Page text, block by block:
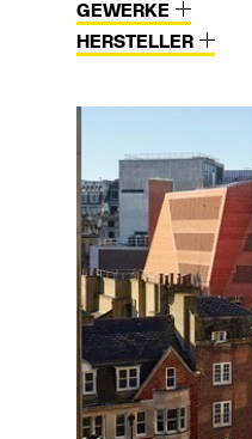
GEWERKE
HERSTELLER